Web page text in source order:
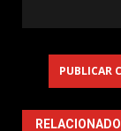
RELACIONADO